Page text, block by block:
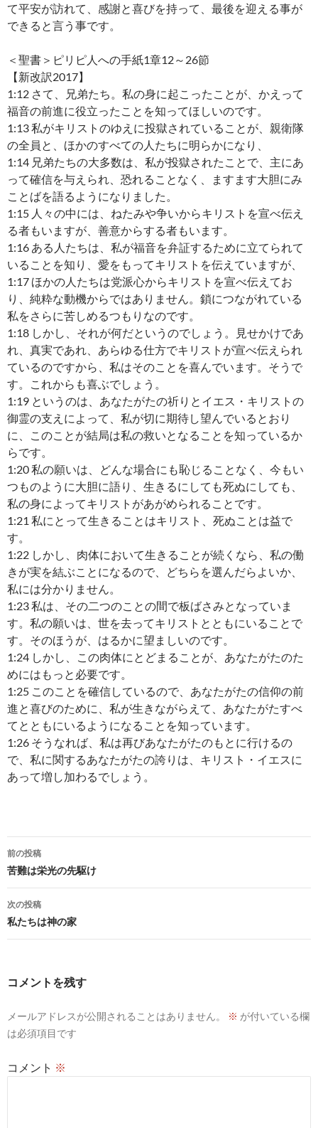
て平安が訪れて、感謝と喜びを持って、最後を迎える事が
できると言う事です。
＜聖書＞ピリピ人への手紙1章12～26節
【新改訳2017】
1:12 さて、兄弟たち。私の身に起こったことが、かえって
福音の前進に役立ったことを知ってほしいのです。
1:13 私がキリストのゆえに投獄されていることが、親衛隊
の全員と、ほかのすべての人たちに明らかになり、
1:14 兄弟たちの大多数は、私が投獄されたことで、主にあ
って確信を与えられ、恐れることなく、ますます大胆にみ
ことばを語るようになりました。
1:15 人々の中には、ねたみや争いからキリストを宣べ伝え
る者もいますが、善意からする者もいます。
1:16 ある人たちは、私が福音を弁証するために立てられて
いることを知り、愛をもってキリストを伝えていますが、
1:17 ほかの人たちは党派心からキリストを宣べ伝えてお
り、純粋な動機からではありません。鎖につながれている
私をさらに苦しめるつもりなのです。
1:18 しかし、それが何だというのでしょう。見せかけであ
れ、真実であれ、あらゆる仕方でキリストが宣べ伝えられ
ているのですから、私はそのことを喜んでいます。そうで
す。これからも喜ぶでしょう。
1:19 というのは、あなたがたの祈りとイエス・キリストの
御霊の支えによって、私が切に期待し望んでいるとおり
に、このことが結局は私の救いとなることを知っているか
らです。
1:20 私の願いは、どんな場合にも恥じることなく、今もい
つものように大胆に語り、生きるにしても死ぬにしても、
私の身によってキリストがあがめられることです。
1:21 私にとって生きることはキリスト、死ぬことは益で
す。
1:22 しかし、肉体において生きることが続くなら、私の働
きが実を結ぶことになるので、どちらを選んだらよいか、
私には分かりません。
1:23 私は、その二つのことの間で板ばさみとなっていま
す。私の願いは、世を去ってキリストとともにいることで
す。そのほうが、はるかに望ましいのです。
1:24 しかし、この肉体にとどまることが、あなたがたのた
めにはもっと必要です。
1:25 このことを確信しているので、あなたがたの信仰の前
進と喜びのために、私が生きながらえて、あなたがたすべ
てとともにいるようになることを知っています。
1:26 そうなれば、私は再びあなたがたのもとに行けるの
で、私に関するあなたがたの誇りは、キリスト・イエスに
あって増し加わるでしょう。
投
稿
ナ
ビ
ゲ
ョ
前の投稿
苦難は栄光の先駆け
次の投稿
私たちは神の家
コメントを残す
メールアドレスが公開されることはありません。 ※ が付いている欄
は必須項目です
コメント ※